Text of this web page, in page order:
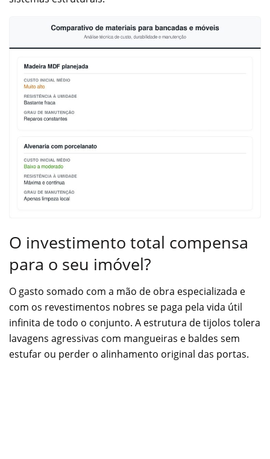
O investimento total compensa
para o seu imóvel?
O gasto somado com a mão de obra especializada e
com os revestimentos nobres se paga pela vida útil
infinita de todo o conjunto. A estrutura de tijolos tolera
lavagens agressivas com mangueiras e baldes sem
estufar ou perder o alinhamento original das portas.